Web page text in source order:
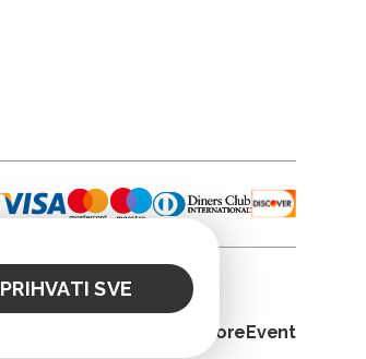
PRIHVATI SVE
© 2026. CoreEvent